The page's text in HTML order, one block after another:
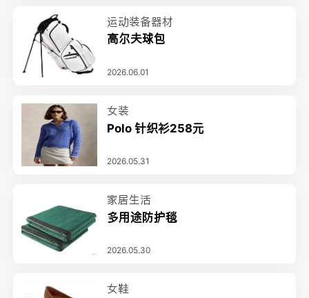
运动装备器材
高尔夫球包
2026.06.01
女装
Polo 针织衫258元
2026.05.31
家居生活
多用途防护毯
2026.05.30
女鞋